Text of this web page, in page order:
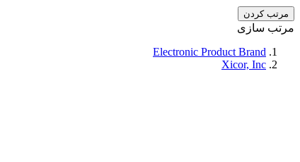
مرتب کردن
مرتب سازی
Electronic Product Brand
Xicor, Inc